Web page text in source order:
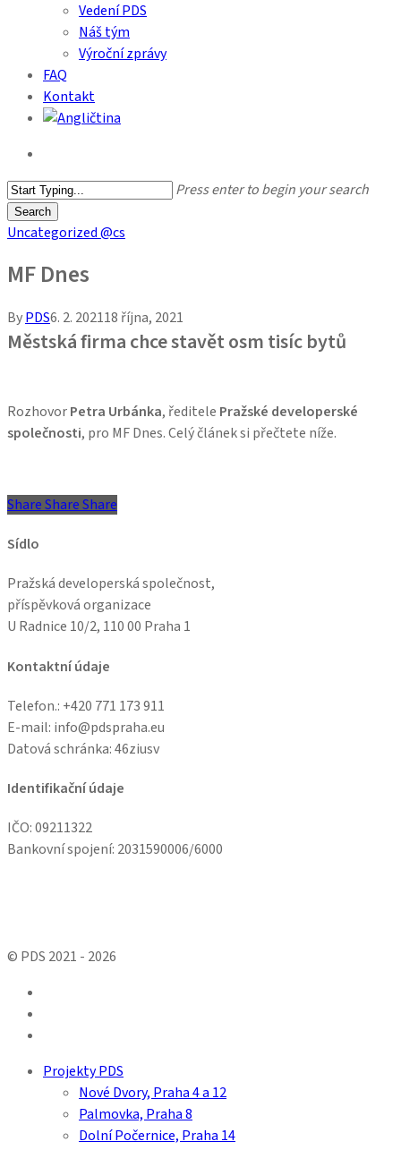
Vedení PDS
Náš tým
Výroční zprávy
FAQ
Kontakt
Press enter to begin your search
Search
Close
Uncategorized @cs
MF Dnes
ByPDS6. 2. 202118 října, 2021
Městská firma chce stavět osm tisíc bytů
RozhovorPetra Urbánka, ředitele Pražské developerské
společnosti, pro MF Dnes. Celý článek si přečtete níže.
Share
ShareShareShare
Sídlo
Pražská developerská společnost,
příspěvková organizace
U Radnice 10/2, 110 00 Praha 1
Kontaktní údaje
Telefon.: +420 771 173 911
E-mail: info@pdspraha.eu
Datová schránka:46ziusv
Identifikační údaje
IČO: 09211322
Bankovní spojení: 2031590006/6000
© PDS 2021 - 2026
Close Projekty PDS
Nové Dvory, Praha 4 a 12
Palmovka, Praha 8
Dolní Počernice, Praha 14